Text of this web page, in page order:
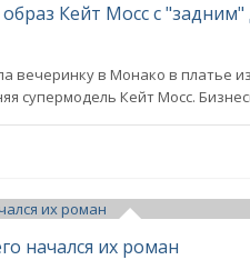
вечеринку в Монако в платье
супермодель Кейт Мосс.
начался их роман